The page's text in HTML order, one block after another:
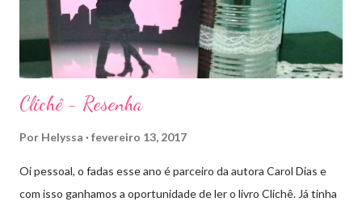
ser Mão do Rei de Ardalan, e Nesryn Faliq a nova Capitã da
Guarda. Entret...
Clichê - Resenha
Por Helyssa fevereiro 13, 2017
Oi pessoal, o fadas esse ano é parceiro da autora Carol Dias e
com isso ganhamos a oportunidade de ler o livro Clichê. Já tinha